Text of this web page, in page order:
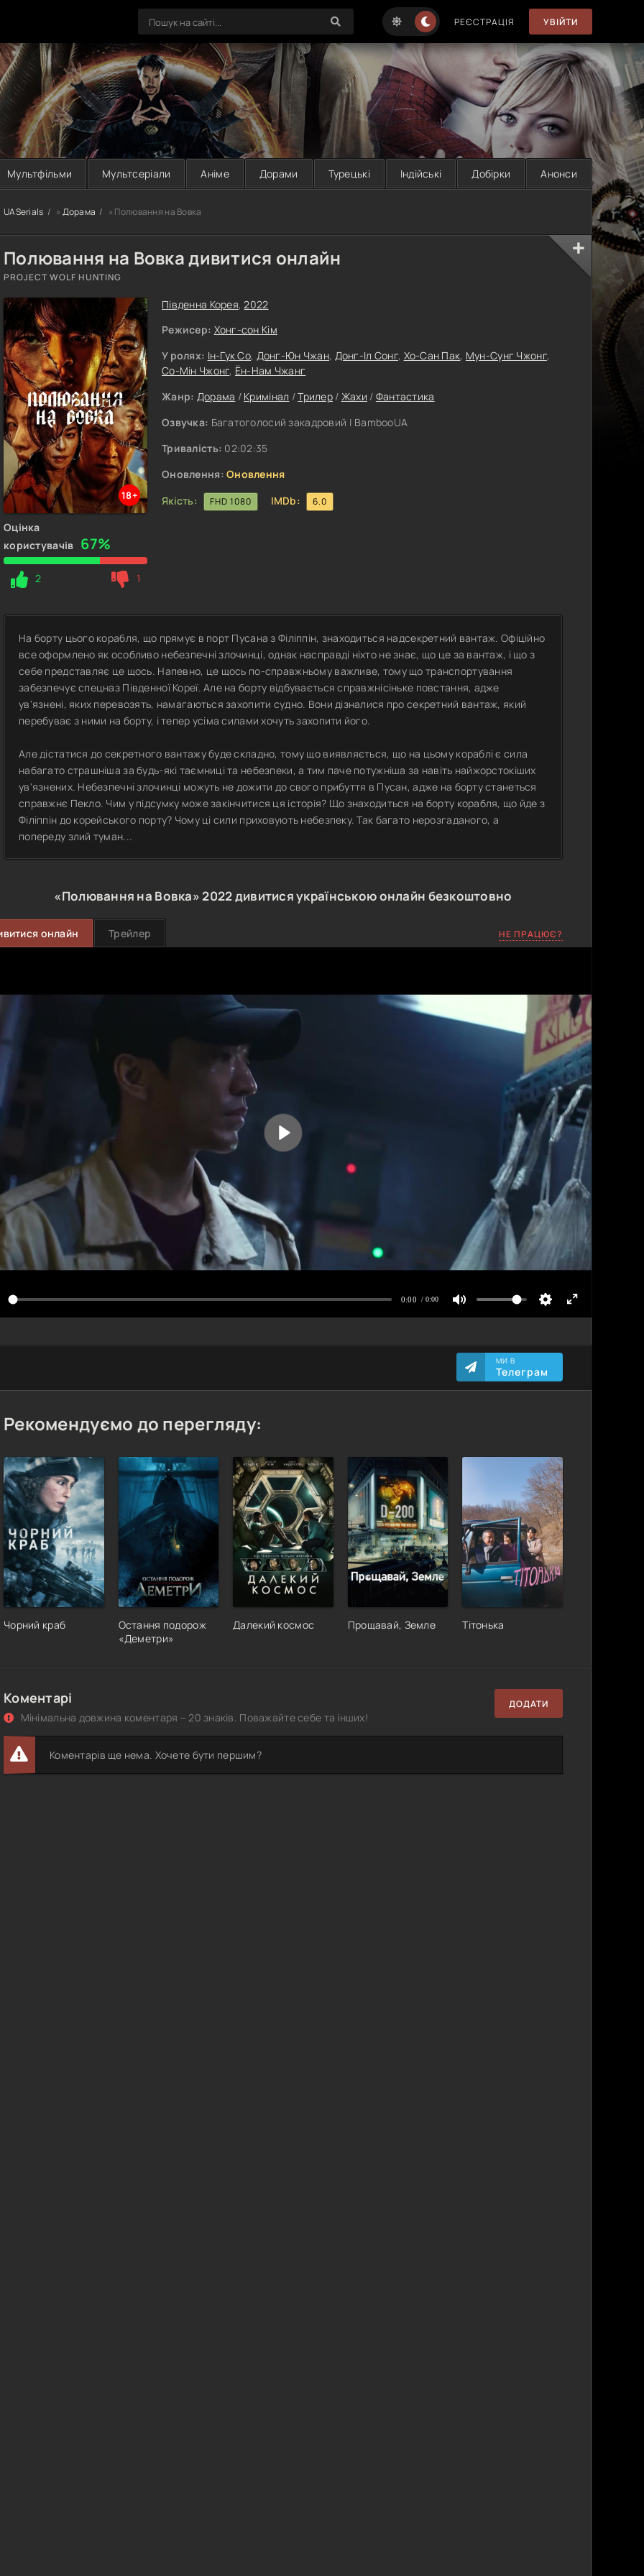
РЕЄСТРАЦІЯ УВІЙТИ
Мультфільми Мультсеріали Аніме Дорами Турецькі Індійські Добірки Анонси
UASerials » Дорама » Полювання на Вовка
Полювання на Вовка дивитися онлайн
PROJECT WOLF HUNTING
18+
Оцінка
користувачів 67%
2 1
Південна Корея,2022
Режисер: Хонг-сон Кім
У ролях: Ін-Гук Со, Донг-Юн Чжан, Донг-Іл Сонг, Хо-Сан Пак, Мун-Сунг Чжонг,
Со-Мін Чжонг, Ён-Нам Чжанг
Жанр: Дорама / Кримінал /Трилер / Жахи / Фантастика
Озвучка: Багатоголосий закадровий | BambooUA
Тривалість: 02:02:35
Оновлення: Оновлення
Якість:
FHD 1080 IMDb: 6.0
На борту цього корабля, що прямує в порт Пусана з Філіппін, знаходиться надсекретний вантаж. Офіційно
все оформлено як особливо небезпечні злочинці, однак насправді ніхто не знає, що це за вантаж, і що з
себе представляє це щось. Напевно, це щось по-справжньому важливе, тому що транспортування
забезпечує спецназ Південної Кореї. Але на борту відбувається справжнісіньке повстання, адже
ув'язнені, яких перевозять, намагаються захопити судно. Вони дізналися про секретний вантаж, який
перебуває з ними на борту, і тепер усіма силами хочуть захопити його.
Але дістатися до секретного вантажу буде складно, тому що виявляється, що на цьому кораблі є сила
набагато страшніша за будь-які таємниці та небезпеки, а тим паче потужніша за навіть найжорстокіших
ув'язнених. Небезпечні злочинці можуть не дожити до свого прибуття в Пусан, адже на борту станеться
справжнє Пекло. Чим у підсумку може закінчитися ця історія? Що знаходиться на борту корабля, що йде з
Філіппін до корейського порту? Чому ці сили приховують небезпеку. Так багато нерозгаданого, а
попереду злий туман...
«Полювання на Вовка»2022дивитися українською онлайн безкоштовно
онлайн Трейлер НЕ ПРАЦЮЄ?
МИ В
Телеграм
Рекомендуємо до перегляду:
Чорний краб
Остання подорож
«Деметри»
Далекий космос Прощавай, Земле Тітонька
Коментарі
Мінімальна довжина коментаря – 20 знаків. Поважайте себе та інших!
ДОДАТИ
Коментарів ще нема. Хочете бути першим?